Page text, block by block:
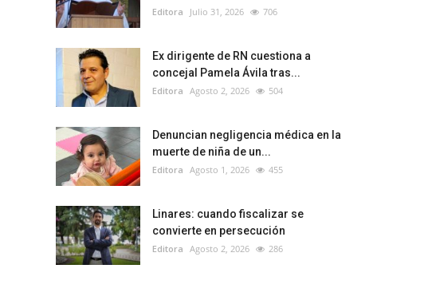
Editora Julio 31, 2026 706
Ex dirigente de RN cuestiona a
concejal Pamela Ávila tras...
Editora Agosto 2, 2026 504
Denuncian negligencia médica en la
muerte de niña de un...
Editora Agosto 1, 2026 455
Linares: cuando fiscalizar se
convierte en persecución
Editora Agosto 2, 2026 286